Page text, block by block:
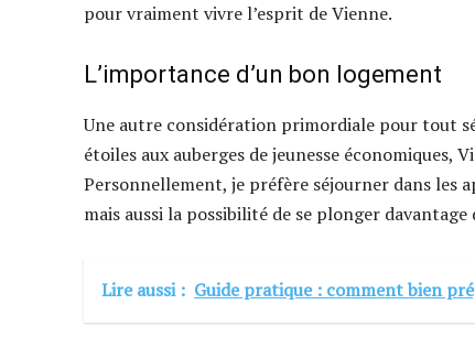
pour vraiment vivre l’esprit de Vienne.
L’importance d’un bon logement
Une autre considération primordiale pour tout
étoiles aux auberges de jeunesse
Personnellement, je préfère séjourner dans les
mais aussi la possibilité de se plonger
Lire aussi : Guide pratique : comment bien